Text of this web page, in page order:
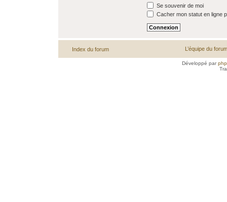
Se souvenir de moi
Cacher mon statut en ligne
Index du forum L’équipe du
Développé par